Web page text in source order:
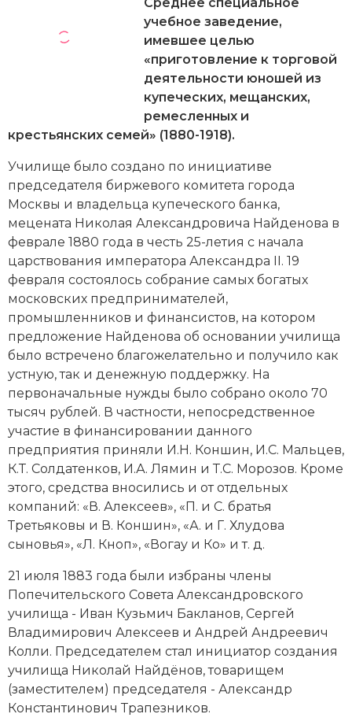
Генеалогия, геральдика
Государство и право
Историческая география и топонимика
История материальной и духовной культуры
История международных отношений
История, философия, теория и методология
исторического знания
Итория международных отношений
Латинская Америка
Новая история
Новейшая история
Нумизматика
Образование
Общественные объединения и организации
Политическая история
Революции и народные движения
Религия и церковь
Россия
Северная Америка
Социально-экономическая история
учебное заведение,
имевшее целью
«приготовление к торговой
деятельности юношей из
купеческих, мещанских,
ремесленных и
крестьянских семей» (1880-1918).
Училище было создано по инициативе
председателя биржевого комитета города
Москвы и владельца купеческого банка,
мецената Николая Александровича Найденова в
феврале 1880 года в честь 25-летия с начала
царствования императора Александра II. 19
февраля состоялось собрание самых богатых
московских предпринимателей,
промышленников и финансистов, на котором
предложение Найденова об основании училища
было встречено благожелательно и получило как
устную, так и денежную поддержку. На
первоначальные нужды было собрано около 70
тысяч рублей. В частности, непосредственное
участие в финансировании данного
предприятия приняли И.Н. Коншин, И.С. Мальцев,
К.Т. Солдатенков, И.А. Лямин и Т.С. Морозов. Кроме
этого, средства вносились и от отдельных
компаний: «В. Алексеев», «П. и С. братья
Третьяковы и В. Коншин», «А. и Г. Хлудова
сыновья», «Л. Кноп», «Вогау и Ко» и т. д.
21 июля 1883 года были избраны члены
Попечительского Совета Александровского
училища - Иван Кузьмич Бакланов, Сергей
Владимирович Алексеев и Андрей Андреевич
Колли. Председателем стал инициатор создания
училища Николай Найдёнов, товарищем
(заместителем) председателя - Александр
Константинович Трапезников.